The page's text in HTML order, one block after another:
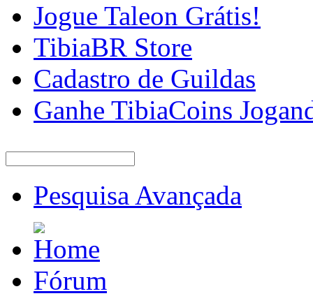
Jogue Taleon Grátis!
TibiaBR Store
Cadastro de Guildas
Ganhe TibiaCoins
Pesquisa Avançada
Fórum